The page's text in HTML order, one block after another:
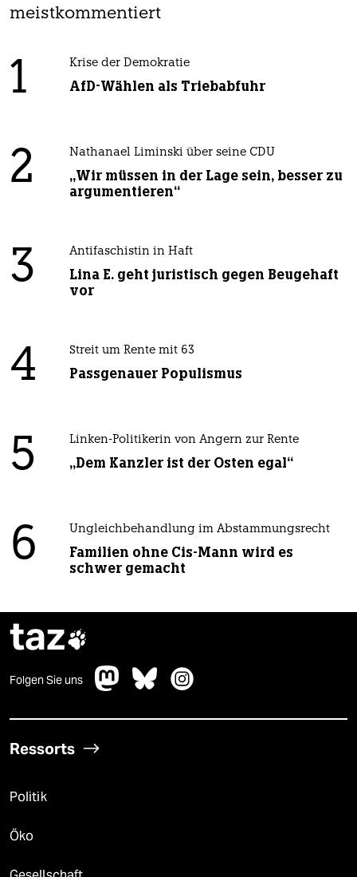
meistkommentiert
1 Krise der Demokratie
AfD-Wählen als Triebabfuhr
2 Nathanael Liminski über seine CDU
„Wir müssen in der Lage sein, besser zu
argumentieren“
3 Antifaschistin in Haft
Lina E. geht juristisch gegen Beugehaft
vor
4 Streit um Rente mit 63
Passgenauer Populismus
5 Linken-Politikerin von Angern zur Rente
„Dem Kanzler ist der Osten egal“
6 Ungleichbehandlung im Abstammungsrecht
Familien ohne Cis-Mann wird es
schwer gemacht
taz
Folgen Sie uns
Ressorts
Politik
Öko